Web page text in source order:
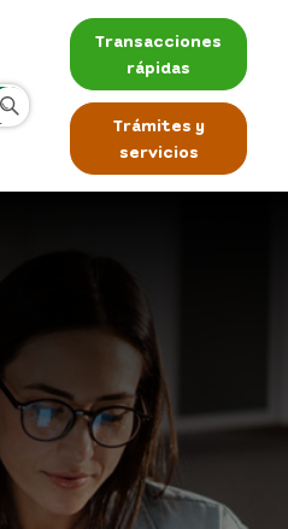
Transacciones
rápidas
Trámites y
servicios